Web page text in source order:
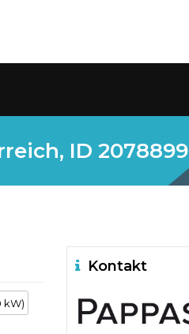
ID 2078899
kW)
Kontakt